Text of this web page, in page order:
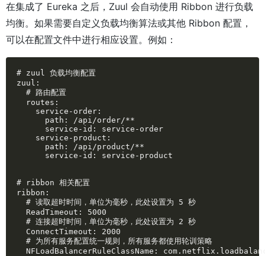
在集成了 Eureka 之后，Zuul 会自动使用 Ribbon 进行负载
均衡。如果需要自定义负载均衡算法或其他 Ribbon 配置，
可以在配置文件中进行相应设置。例如：
# zuul 负载均衡配置
zuul:
# 路由配置
routes:
service-order:
path: /api/order/**
service-id: service-order
service-product:
path: /api/product/**
service-id: service-product
# ribbon 相关配置
ribbon:
# 读取超时时间，单位为毫秒，此处设置为 5 秒
ReadTimeout: 5000
# 连接超时时间，单位为毫秒，此处设置为 2 秒
ConnectTimeout: 2000
# 为所有服务配置统一规则，所有服务都使用轮训策略
NFLoadBalancerRuleClassName: